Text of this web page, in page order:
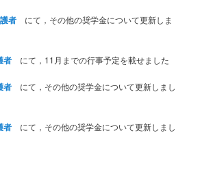
者 にて，その他の奨学金について更新しま
者 にて，11月までの行事予定を載せました
者 にて，その他の奨学金について更新しまし
者 にて，その他の奨学金について更新しまし